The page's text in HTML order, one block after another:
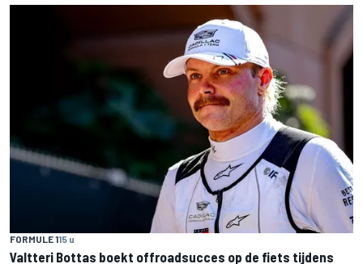
FORMULE 115 u
Valtteri Bottas boekt offroadsucces op de fiets tijdens